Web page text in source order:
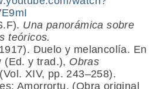
Una panorámica sobre
teóricos.
Duelo y melancolía. En
(Ed. y trad.), Obras
XIV, pp. 243–258).
Amorrortu. (Obra original